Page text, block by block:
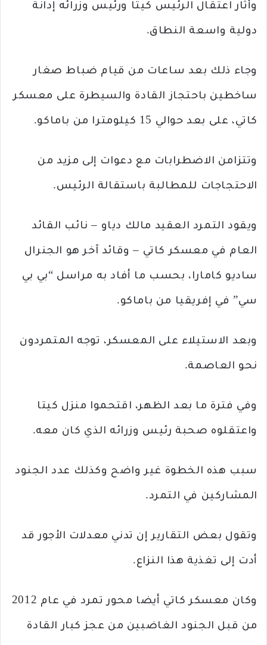
وأثار اعتقال الرئيس كيتا ورئيس وزرائه إدانة
دولية واسعة النطاق.
وجاء ذلك بعد ساعات من قيام ضباط صغار
ساخطين باحتجاز القادة والسيطرة على معسكر
كاتي، على بعد حوالي 15 كيلومترا من باماكو.
وتتزامن الاضطرابات مع دعوات إلى مزيد من
الاحتجاجات للمطالبة باستقالة الرئيس.
ويقود التمرد العقيد مالك دياو – نائب القائد
العام في معسكر كاتي – وقائد آخر هو الجنرال
ساديو كامارا، بحسب ما أفاد به مراسل “بي بي
سي” في إفريقيا من باماكو.
وبعد الاستيلاء على المعسكر، توجه المتمردون
نحو العاصمة.
وفي فترة ما بعد الظهر، اقتحموا منزل كيتا
واعتقلوه صحبة رئيس وزرائه الذي كان معه.
سبب هذه الخطوة غير واضح وكذلك عدد الجنود
المشاركين في التمرد.
وتقول بعض التقارير إن تدني معدلات الأجور قد
أدت إلى تغذية هذا النزاع.
وكان معسكر كاتي أيضا محور تمرد في عام 2012
من قبل الجنود الغاضبين من عجز كبار القادة